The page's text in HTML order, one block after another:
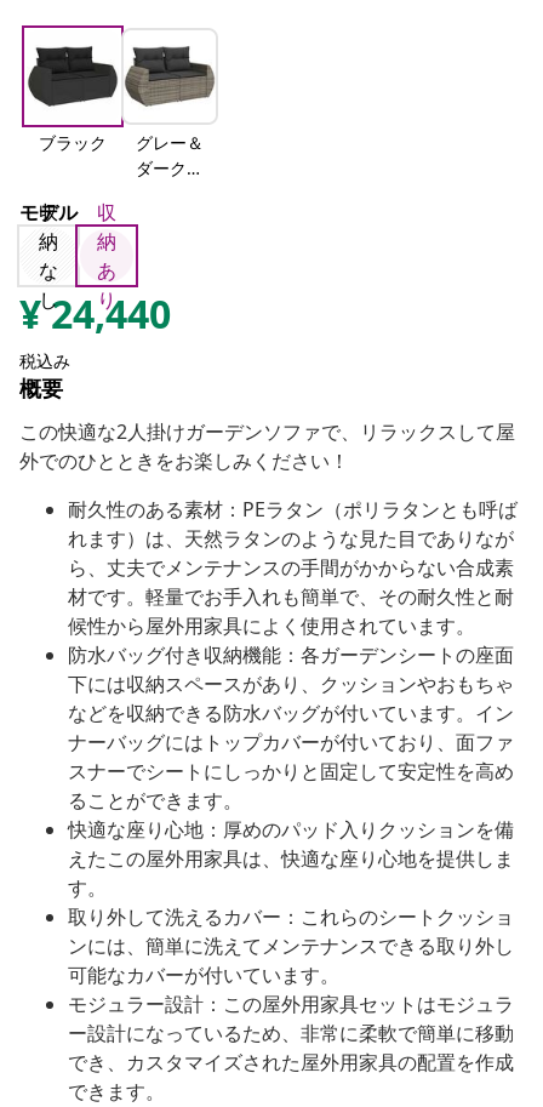
ブラック
グレー＆
ダークグ
モデル
収
納
な
し
収
納
あ
り
¥24,440
税込み
概要
この快適な2人掛けガーデンソファで、リラックスして屋
外でのひとときをお楽しみください！
耐久性のある素材：PEラタン（ポリラタンとも呼ば
れます）は、天然ラタンのような見た目でありなが
ら、丈夫でメンテナンスの手間がかからない合成素
材です。軽量でお手入れも簡単で、その耐久性と耐
候性から屋外用家具によく使用されています。
防水バッグ付き収納機能：各ガーデンシートの座面
下には収納スペースがあり、クッションやおもちゃ
などを収納できる防水バッグが付いています。イン
ナーバッグにはトップカバーが付いており、面ファ
スナーでシートにしっかりと固定して安定性を高め
ることができます。
快適な座り心地：厚めのパッド入りクッションを備
えたこの屋外用家具は、快適な座り心地を提供しま
す。
取り外して洗えるカバー：これらのシートクッショ
ンには、簡単に洗えてメンテナンスできる取り外し
可能なカバーが付いています。
モジュラー設計：この屋外用家具セットはモジュラ
ー設計になっているため、非常に柔軟で簡単に移動
でき、カスタマイズされた屋外用家具の配置を作成
できます。